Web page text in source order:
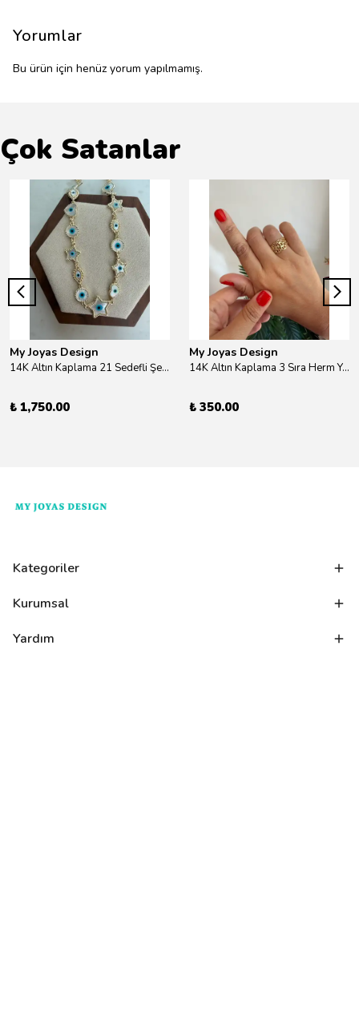
Yorumlar
Bu ürün için henüz yorum yapılmamış.
Çok Satanlar
My Joyas Design
14K Altın Kaplama 21 Sedefli Şekiller Kolye 46cm
₺ 1,750.00
My Joyas Design
14K Altın Kaplama 3 Sıra Herm Yüzük Gold
₺ 350.00
Kategoriler
Kurumsal
Yardım